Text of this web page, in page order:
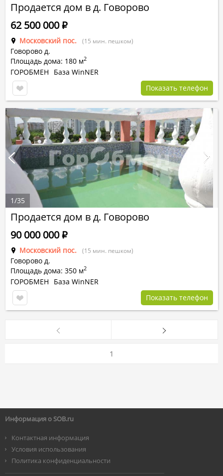
Продается дом в д. Говорово
Московский пос. (15 мин. пешком)
Говорово д.
Площадь дома: 180 м2
62 500 000Р
ГОРОБМЕН
База WinNER
Показать телефон
Продается дом в д. Говорово
Московский пос. (15 мин. пешком)
Говорово д.
Площадь дома: 350 м2
90 000 000Р
ГОРОБМЕН
База WinNER
Показать телефон
1/35
1
Информация о SOB.ru
Контактная информация
Условия использования
Политика конфиденциальности